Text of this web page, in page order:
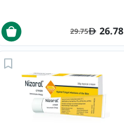
26.78
29.75